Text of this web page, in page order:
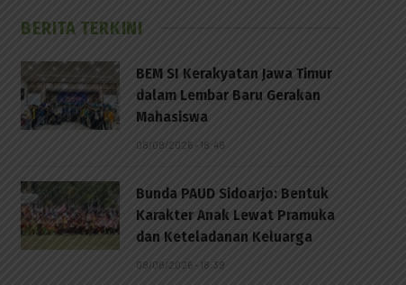
BERITA TERKINI
BEM SI Kerakyatan Jawa Timur
dalam Lembar Baru Gerakan
Mahasiswa
08/08/2026 - 18:48
Bunda PAUD Sidoarjo: Bentuk
Karakter Anak Lewat Pramuka
dan Keteladanan Keluarga
08/08/2026 - 18:39